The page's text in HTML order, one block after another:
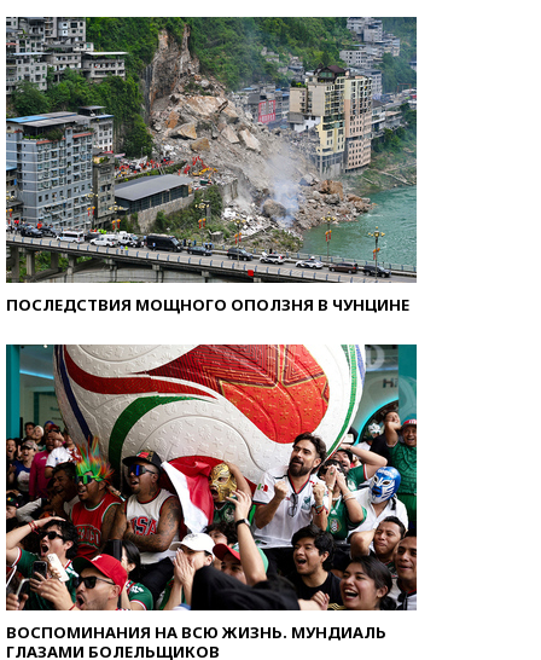
ПОСЛЕДСТВИЯ МОЩНОГО ОПОЛЗНЯ В ЧУНЦИНЕ
ВОСПОМИНАНИЯ НА ВСЮ ЖИЗНЬ. МУНДИАЛЬ
ГЛАЗАМИ БОЛЕЛЬЩИКОВ